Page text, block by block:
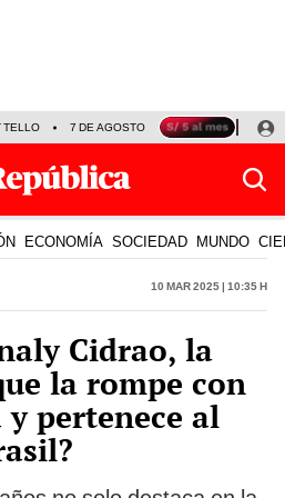
TELLO 7 DE AGOSTO TINKA RESULTADOS
ECONOMÍA SOCIEDAD MUNDO
10 Mar 2025 | 10:35 h
Cidrao, la
la rompe con
pertenece al